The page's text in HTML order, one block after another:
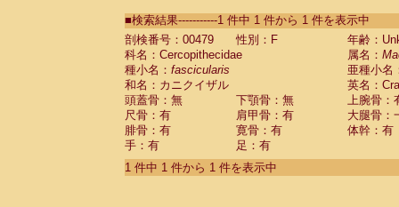
CebidaeSaguinus labiatus(0)
Cebidae Saguinus leucopus (0)
CebidaeSaguinus midas
CebidaeSaguinus mystax
CebidaeSaguinus nigricollis (1)
Cebidae Saguinus oedipus
Cebidae Saguinus weddelli
Cebidae Saguinusspp.
Cebidae Aotus trivirgatus
Cebidae Cebus albifrons
■検索結果-----------1 件中 1 件から 1 件を表示中
剖検番号：00479
性別：F
年齢：
科名：Cercopithecidae
属名：
種小名： fascicularis
亜種小名
和名：カニクイザル
英名：
頭蓋骨：無
下顎骨：無
上腕骨：
尺骨：有
肩甲骨：有
大腿骨：
腓骨：有
寛骨：有
体幹：有
手：有
足：有
1 件中 1 件から 1 件を表示中